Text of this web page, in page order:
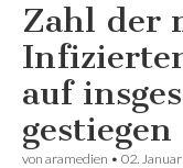
Zahl der
auf
gestiegen
von aramedien • 02.